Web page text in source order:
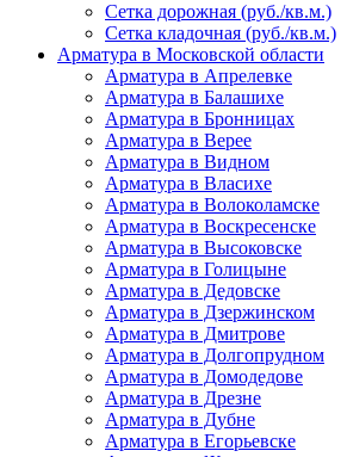
Сетка дорожная (руб./кв.м.)
Сетка кладочная (руб./кв.м.)
Арматура в Московской области
Арматура в Апрелевке
Арматура в Балашихе
Арматура в Бронницах
Арматура в Верее
Арматура в Видном
Арматура в Власихе
Арматура в Волоколамске
Арматура в Воскресенске
Арматура в Высоковске
Арматура в Голицыне
Арматура в Дедовске
Арматура в Дзержинском
Арматура в Дмитрове
Арматура в Долгопрудном
Арматура в Домодедове
Арматура в Дрезне
Арматура в Дубне
Арматура в Егорьевске